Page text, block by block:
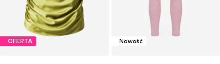
OFERTA Nowość